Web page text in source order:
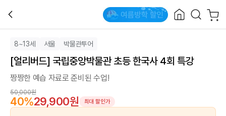
8~13세 서울 박물관투어
[얼리버드] 국립중앙박물관 초등 한국사 4회 특강
짱짱한 예습 자료로 준비된 수업!
50,000원
40%29,900원 최대 할인가